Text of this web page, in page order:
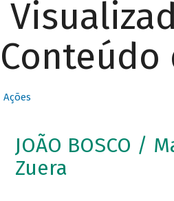
Conteúdo
Ações
JOÃO BOSCO /
Zuera